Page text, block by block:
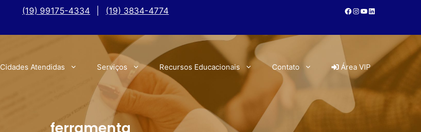
(19) 99175-4334 (19) 3834-4774
Cidades Atendidas Serviços Recursos Educacionais Contato Área VIP